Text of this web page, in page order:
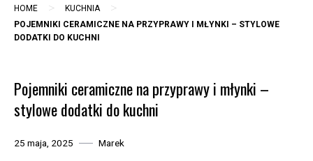
HOME > KUCHNIA >
POJEMNIKI CERAMICZNE NA PRZYPRAWY I MŁYNKI – STYLOWE
DODATKI DO KUCHNI
Pojemniki ceramiczne na przyprawy i młynki –
stylowe dodatki do kuchni
25 maja, 2025 Marek